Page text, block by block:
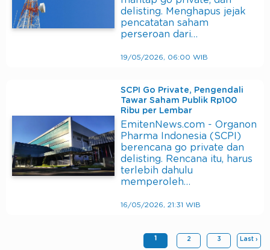
delisting. Menghapus jejak
pencatatan saham
perseroan dari…
19/05/2026, 06:00 WIB
SCPI Go Private, Pengendali
Tawar Saham Publik Rp100
Ribu per Lembar
EmitenNews.com - Organon
Pharma Indonesia (SCPI)
berencana go private dan
delisting. Rencana itu, harus
terlebih dahulu
memperoleh…
16/05/2026, 21:31 WIB
1 2 3 Last ›